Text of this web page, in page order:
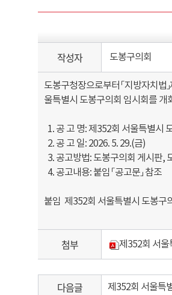
작성자 도봉구의회
도봉구청장으로부터 「지방자치법」
울특별시 도봉구의회 임시회를 개
1. 공 고 명: 제352회 서울특별시
2. 공 고 일: 2026. 5. 29.(금)
3. 공고방법: 도봉구의회 게시판,
4. 공고내용: 붙임 「공고문」 참조
붙임 제352회 서울특별시 도봉구
첨부 제352회 서울
다음글 제352회 서울특